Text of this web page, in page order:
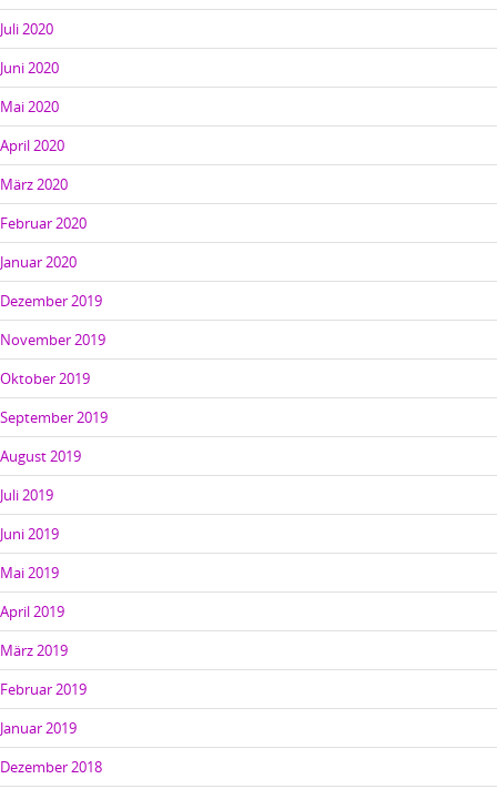
Juli 2020
Juni 2020
Mai 2020
April 2020
März 2020
Februar 2020
Januar 2020
Dezember 2019
November 2019
Oktober 2019
September 2019
August 2019
Juli 2019
Juni 2019
Mai 2019
April 2019
März 2019
Februar 2019
Januar 2019
Dezember 2018